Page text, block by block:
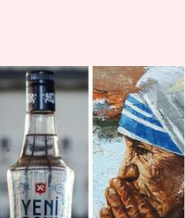
untuk
Albania
11:03 am